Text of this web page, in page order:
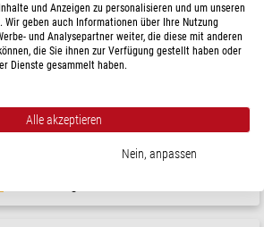
$ 2.860,-
versandfertig in1-2 Wochen
iScope IS.1153-EPL/DF, trino, DF, DIN, e-plan, 40x-
10x/20mm, iCare, LED
und Anzeigen zu personalisieren und um unseren
Wir geben auch Informationen über Ihre Nutzung
und Analysepartner weiter, die diese mit anderen
die Sie ihnen zur Verfügung gestellt haben oder
Dienste gesammelt haben.
Alle akzeptieren
Nein, anpassen